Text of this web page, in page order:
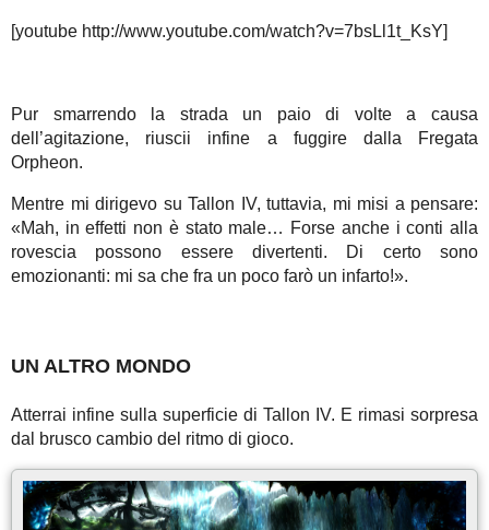
[youtube http://www.youtube.com/watch?v=7bsLl1t_KsY]
Pur smarrendo la strada un paio di volte a causa
dell’agitazione, riuscii infine a fuggire dalla Fregata
Orpheon.
Mentre mi dirigevo su Tallon IV, tuttavia, mi misi a pensare:
«Mah, in effetti non è stato male… Forse anche i conti alla
rovescia possono essere divertenti. Di certo sono
emozionanti: mi sa che fra un poco farò un infarto!».
UN ALTRO MONDO
Atterrai infine sulla superficie di Tallon IV. E rimasi sorpresa
dal brusco cambio del ritmo di gioco.